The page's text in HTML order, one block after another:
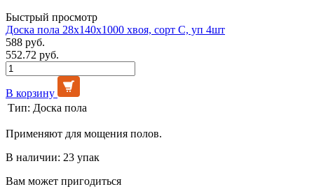
Быстрый просмотр
Доска пола 28х140х1000 хвоя, сорт С, уп 4шт
588 руб.
552.72 руб.
В корзину
Тип: Доска пола
Применяют для мощения полов.
В наличии: 23 упак
Вам может пригодиться